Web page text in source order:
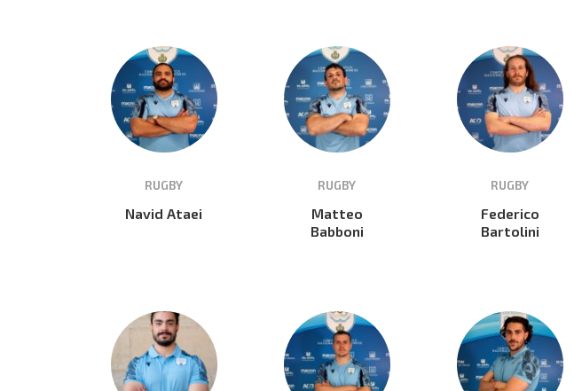
RUGBY
Navid Ataei
RUGBY
Matteo
Babboni
RUGBY
Federico
Bartolini